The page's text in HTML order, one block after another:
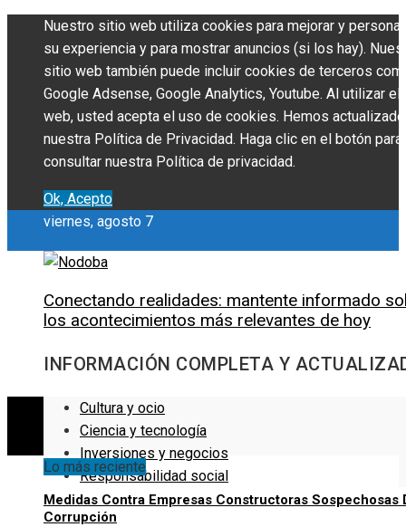
Nuestro sitio web utiliza cookies para mejorar y
su experiencia y para mostrar anuncios (si los hay).
sitio web también puede incluir cookies de terceros
Google Adsense, Google Analytics, Youtube. Al utilizar
web, usted acepta el uso de cookies. Hemos actualizado
nuestra Política de Privacidad. Haga clic en el botón para
consultar nuestra Política de privacidad.
Ok, Acepto
viernes, agosto 7
Conectando realidades: mantente informado
los acontecimientos más relevantes de hoy
INFORMACIÓN COMPLETA Y
Cultura y ocio
Ciencia y tecnología
Inversiones y negocios
Responsabilidad social
Lo más reciente
Medidas Contra Empresas Constructoras Sospechosas
Corrupción